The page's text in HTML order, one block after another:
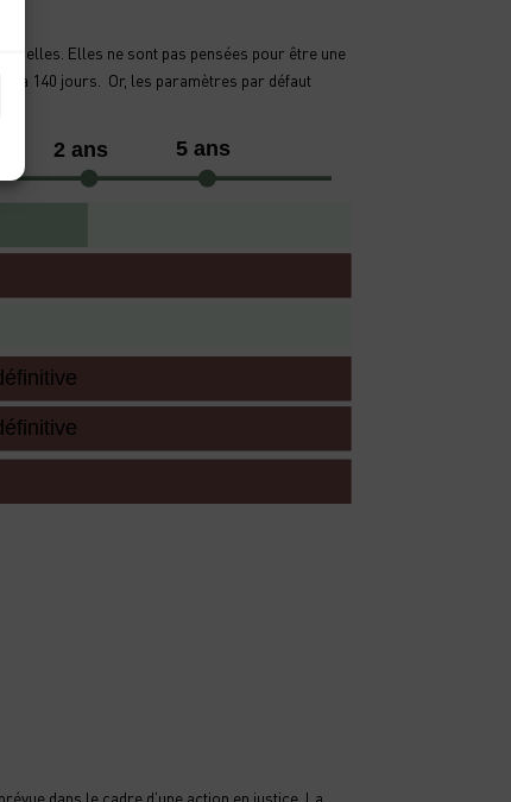
Elles ne sont pas pensées pour être une
à 140 jours. Or, les paramètres par défaut
dans le cadre d’une action en justice. La